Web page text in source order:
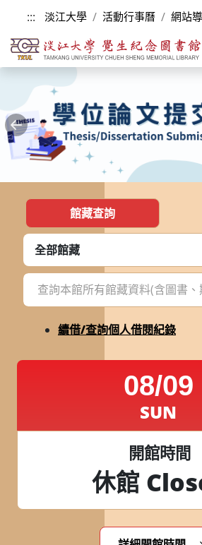
跳到主要內容
::: 淡江大學 活動行事曆 網站
Previous
館藏查詢
全部館藏
續借/查詢個人借閱紀錄
08/09
SUN
開館時間
休館